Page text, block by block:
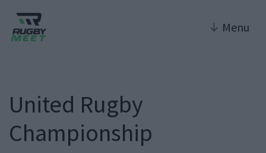
↓ Menu
United Rugby
Championship